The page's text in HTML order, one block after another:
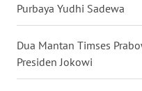
Purbaya Yudhi Sadewa
Dua Mantan Timses
Presiden Jokowi
WN
KARO
WN
SIMALUNGUN